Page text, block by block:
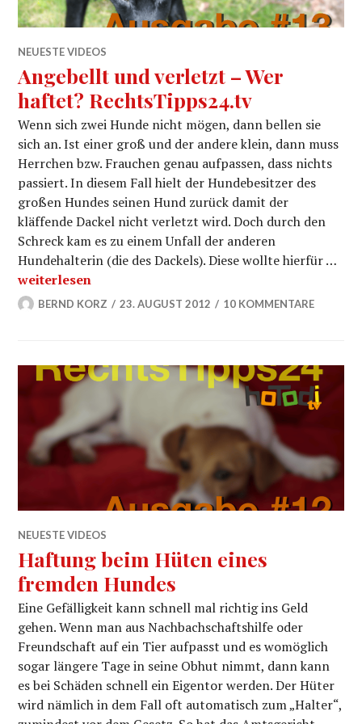
NEUESTE VIDEOS
Angebellt und verletzt – Wer
haftet? RechtsTipps24.tv
Wenn sich zwei Hunde nicht mögen, dann bellen sie
sich an. Ist einer groß und der andere klein, dann muss
Herrchen bzw. Frauchen genau aufpassen, dass nichts
passiert. In diesem Fall hielt der Hundebesitzer des
großen Hundes seinen Hund zurück damit der
kläffende Dackel nicht verletzt wird. Doch durch den
Schreck kam es zu einem Unfall der anderen
Hundehalterin (die des Dackels). Diese wollte hierfür …
Angebellt und verletzt – Wer haftet? RechtsTipps24.tv
weiterlesen
BERND KORZ 23. AUGUST 2012 10 KOMMENTARE
NEUESTE VIDEOS
Haftung beim Hüten eines
fremden Hundes
Eine Gefälligkeit kann schnell mal richtig ins Geld
gehen. Wenn man aus Nachbachschaftshilfe oder
Freundschaft auf ein Tier aufpasst und es womöglich
sogar längere Tage in seine Obhut nimmt, dann kann
es bei Schäden schnell ein Eigentor werden. Der Hüter
wird nämlich in dem Fall oft automatisch zum „Halter“,